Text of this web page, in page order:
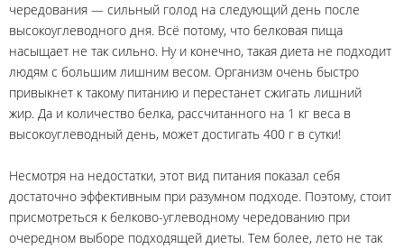
чередования — сильный голод на следующий день после
высокоуглеводного дня. Всё потому, что белковая пища
насыщает не так сильно. Ну и конечно, такая диета не подходит
людям с большим лишним весом. Организм очень быстро
привыкнет к такому питанию и перестанет сжигать лишний
жир. Да и количество белка, рассчитанного на 1 кг веса в
высокоуглеводный день, может достигать 400 г в сутки!
Несмотря на недостатки, этот вид питания показал себя
достаточно эффективным при разумном подходе. Поэтому, стоит
присмотреться к белково-углеводному чередованию при
очередном выборе подходящей диеты. Тем более, лето не так